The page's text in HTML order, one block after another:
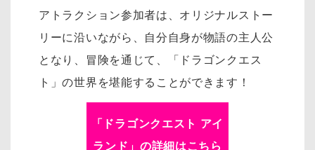
アトラクション参加者は、オリジナルストー
リーに沿いながら、自分自身が物語の主人公
となり、冒険を通じて、「ドラゴンクエス
ト」の世界を堪能することができます！
「
ドラゴンクエスト アイ
ランド 」の詳細はこちら